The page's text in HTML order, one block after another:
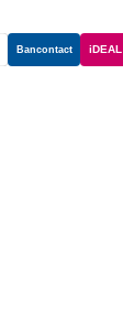
Bancontact iDEAL